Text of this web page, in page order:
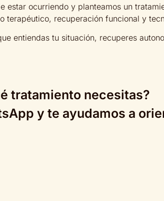
ocurriendo y planteamos un
terapéutico, recuperación funcional y
entiendas tu situación, recuperes
tratamiento necesitas?
y te ayudamos a